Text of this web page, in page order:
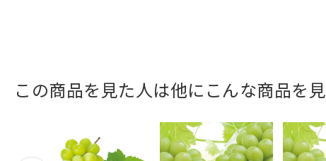
この商品を見た人は他にこんな商品を見